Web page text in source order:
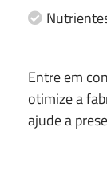
Entre em
otimize a
ajude a